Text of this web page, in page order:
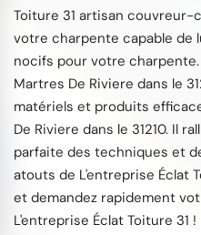
Toiture 31 artisan
votre charpente capable
nocifs pour votre charpente.
Martres De Riviere dans le
matériels et produits
De Riviere dans le 31210. Il
parfaite des techniques et
atouts de L'entreprise Éclat
et demandez rapidement
L'entreprise Éclat Toiture 31 !